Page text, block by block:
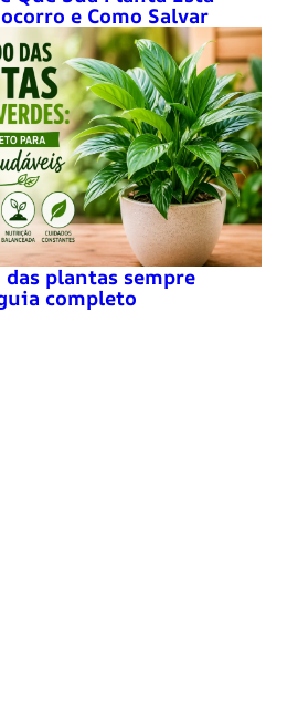
e Como Salvar
das plantas sempre
completo